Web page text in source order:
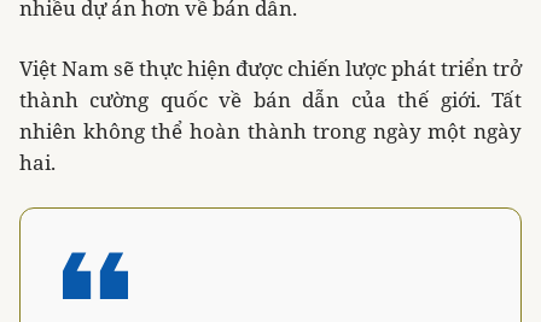
nhiều dự án hơn về bán dẫn.
Việt Nam sẽ thực hiện được chiến lược phát triển trở
thành cường quốc về bán dẫn của thế giới. Tất
nhiên không thể hoàn thành trong ngày một ngày
hai.